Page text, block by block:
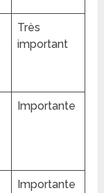
Très
important
Importante
Importante